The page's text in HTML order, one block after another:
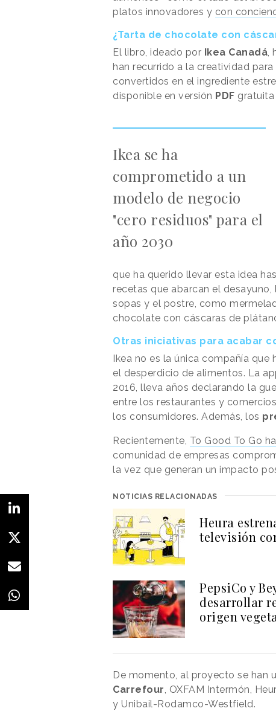
platos innovadores y con
¿Tarta de chocolate con
El libro, ideado por Ikea Canadá
han recurrido a la creatividad
convertidos en el ingrediente
disponible en versión PDF gratuita
Ikea se ha
comprometido a un
modelo de negocio
"cero residuos" para el
año 2030
que ha querido llevar esta idea
recetas que abarcan el
sopas y el postre, como
chocolate con cáscaras de
Otras iniciativas para acabar
Ikea no es la única compañía
el desperdicio de alimentos. La
2016, lleva años declarando la
entre los restaurantes y
los consumidores. Además, los
Recientemente, To Good To Go
comunidad de empresas
la vez que generan un impacto
NOTICIAS RELACIONADAS
Heura
televisión
PepsiCo y
desarrollar
origen
De momento, al proyecto se han
Carrefour , OXFAM Intermón,
y Unibail-Rodamco-Westfield.